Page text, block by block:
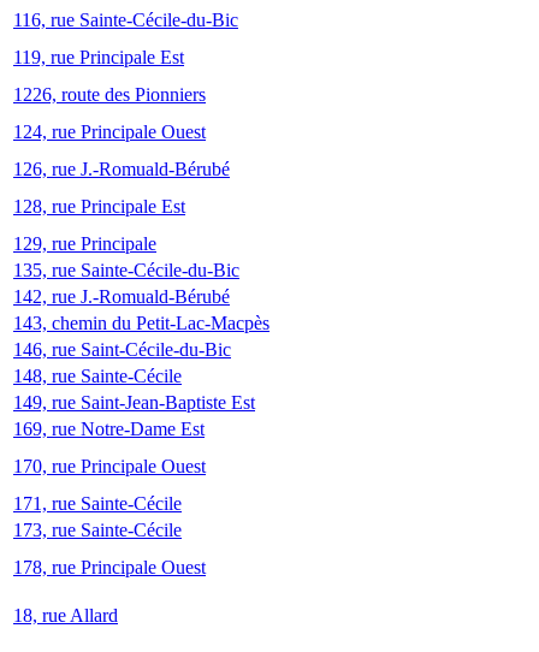
116, rue Sainte-Cécile-du-Bic
119, rue Principale Est
1226, route des Pionniers
124, rue Principale Ouest
126, rue J.-Romuald-Bérubé
128, rue Principale Est
129, rue Principale
135, rue Sainte-Cécile-du-Bic
142, rue J.-Romuald-Bérubé
143, chemin du Petit-Lac-Macpès
146, rue Saint-Cécile-du-Bic
148, rue Sainte-Cécile
149, rue Saint-Jean-Baptiste Est
169, rue Notre-Dame Est
170, rue Principale Ouest
171, rue Sainte-Cécile
173, rue Sainte-Cécile
178, rue Principale Ouest
18, rue Allard